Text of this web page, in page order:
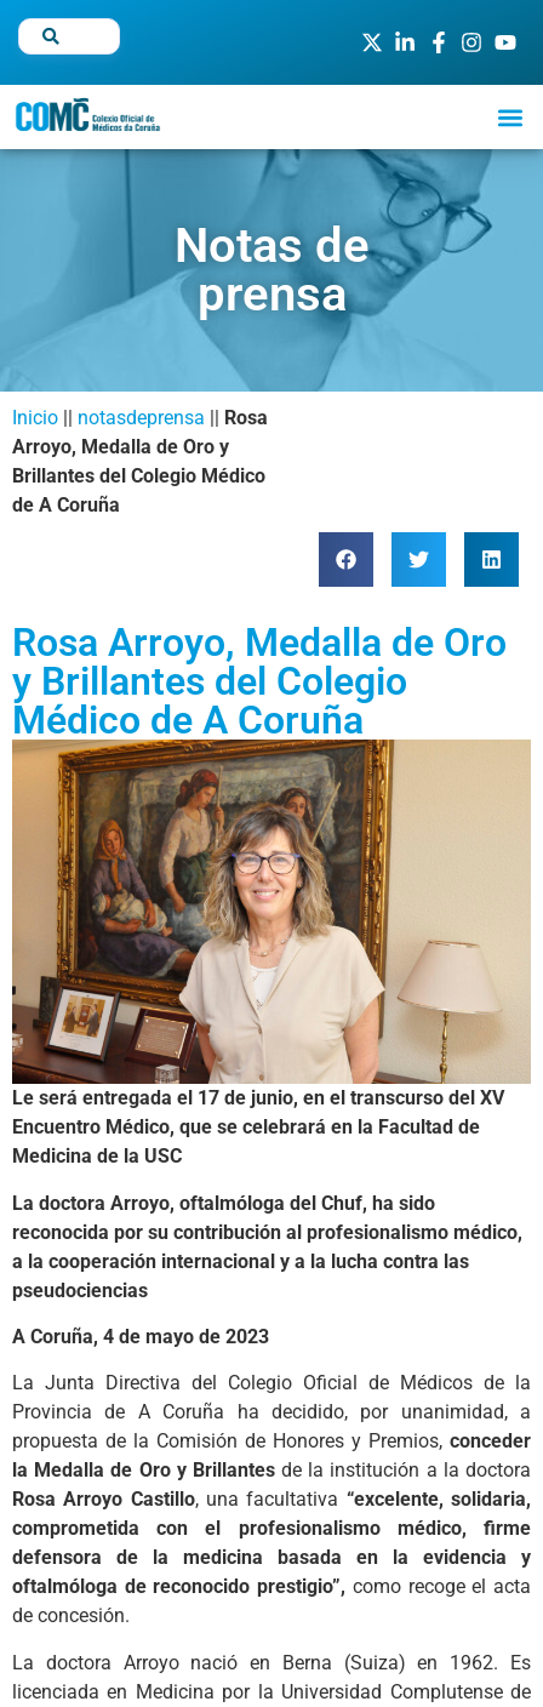
Notas de
prensa
Inicio || notasdeprensa || Rosa
Arroyo, Medalla de Oro y
Brillantes del Colegio Médico
de A Coruña
Rosa Arroyo, Medalla de Oro
y Brillantes del Colegio
Médico de A Coruña
Le será entregada el 17 de junio, en el transcurso del XV
Encuentro Médico, que se celebrará en la Facultad de
Medicina de la USC
La doctora Arroyo, oftalmóloga del Chuf, ha sido
reconocida por su contribución al profesionalismo médico,
a la cooperación internacional y a la lucha contra las
pseudociencias
A Coruña, 4 de mayo de 2023
La Junta Directiva del Colegio Oficial de Médicos de la
Provincia de A Coruña ha decidido, por unanimidad, a
propuesta de la Comisión de Honores y Premios, conceder
la Medalla de Oro y Brillantesde la institución a la doctora
Rosa Arroyo Castillo, una facultativa “excelente, solidaria,
comprometida con el profesionalismo médico, firme
defensora de la medicina basada en la evidencia y
oftalmóloga de reconocido prestigio”, como recoge el acta
de concesión.
La doctora Arroyo nació en Berna (Suiza) en 1962. Es
licenciada en Medicina por la Universidad Complutense de